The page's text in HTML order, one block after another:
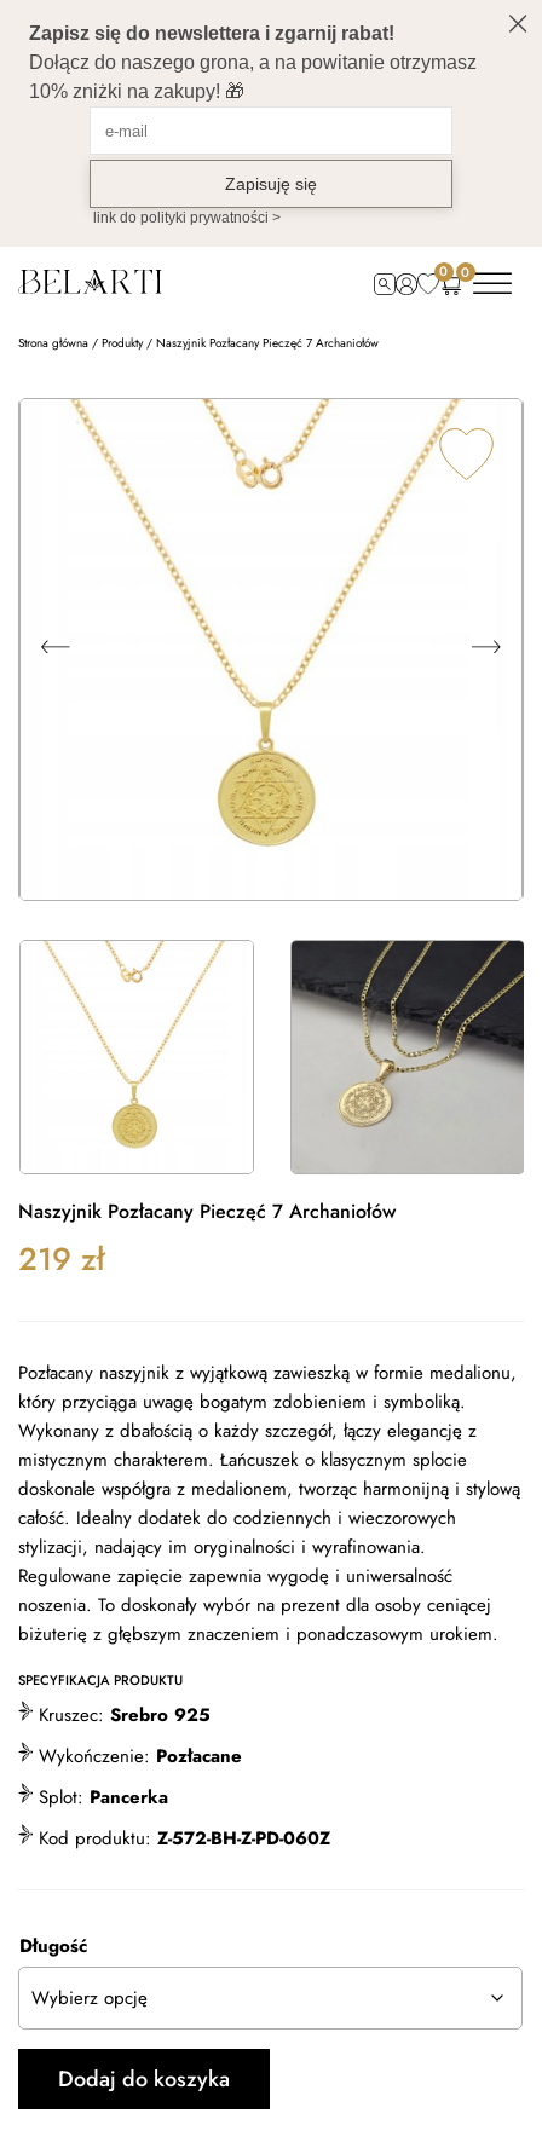
0 0
Strona główna / Produkty/ Naszyjnik Pozłacany Pieczęć 7 Archaniołów
Naszyjnik Pozłacany Pieczęć 7 Archaniołów
219 zł
Pozłacany naszyjnik z wyjątkową zawieszką w formie medalionu,
który przyciąga uwagę bogatym zdobieniem i symboliką.
Wykonany z dbałością o każdy szczegół, łączy elegancję z
mistycznym charakterem. Łańcuszek o klasycznym splocie
doskonale współgra z medalionem, tworząc harmonijną i stylową
całość. Idealny dodatek do codziennych i wieczorowych
stylizacji, nadający im oryginalności i wyrafinowania.
Regulowane zapięcie zapewnia wygodę i uniwersalność
noszenia. To doskonały wybór na prezent dla osoby ceniącej
biżuterię z głębszym znaczeniem i ponadczasowym urokiem.
SPECYFIKACJA PRODUKTU
Kruszec: Srebro 925
Wykończenie: Pozłacane
Splot: Pancerka
Kod produktu: Z-572-BH-Z-PD-060Z
Długość
Dodaj do koszyka